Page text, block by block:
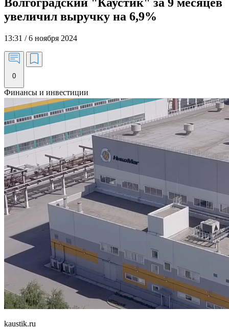
увеличил выручку на 6,9%
13:31 / 6 ноября 2024
0
kaustik.ru